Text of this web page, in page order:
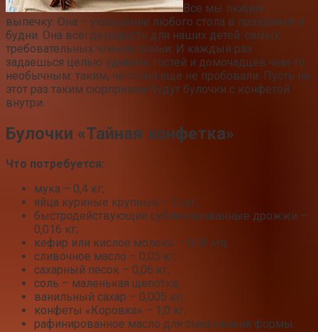
Все мы любим
выпечку. Она – украшение любого стола в праздники и
будни. Она всегда радость для наших детей: самых
требовательных членов семьи. И каждый раз
задаешься целью удивить гостей и домочадцев чем-то
необычным: таким, чего они еще не пробовали. Пусть на
этот раз таким сюрпризом будут булочки с конфетой
внутри.
Булочки «Тайная конфетка»
Что потребуется:
мука – 0,4 кг;
яйца куриные крупные – 1 шт.;
быстродействующие сублимированные дрожжи –
0,016 кг;
кефир или кислое молоко – 0,18 мл;
сливочное масло – 0,05 кг;
сахарный песок – 0,06 кг;
соль – маленькая щепотка;
ванильный сахар – 0,005 кг;
конфеты «Коровка» – 1,0 кг;
рафинированное масло для смазывания формы.